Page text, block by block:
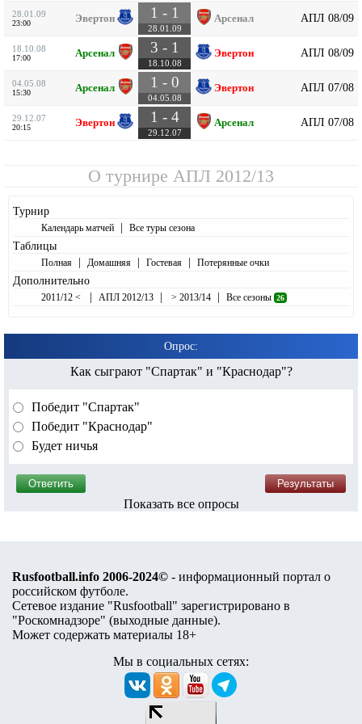
28.01.09
23:00 Эвертон 1 - 1
28.01.09
Арсенал АПЛ 08/09
18.10.08
17:00 Арсенал 3 - 1
18.10.08
Эвертон АПЛ 08/09
04.05.08
15:30 Арсенал 1 - 0
04.05.08
Эвертон АПЛ 07/08
29.12.07
20:15 Эвертон 1 - 4
29.12.07
Арсенал АПЛ 07/08
О турнире АПЛ 2012/13
Турнир
Календарь матчей | Все туры сезона
Таблицы
Полная | Домашняя | Гостевая | Потерянные очки
Дополнительно
2011/12 < | АПЛ 2012/13 | > 2013/14 | Все сезоны 26
Опрос:
Как сыграют "Спартак" и "Краснодар"?
Победит "Спартак"
Победит "Краснодар"
Будет ничья
Показать все опросы
Rusfootball.info 2006-2024© - информационный портал о
российском футболе.
Сетевое издание "Rusfootball" зарегистрировано в
"Роскомнадзоре" (выходные данные).
Может содержать материалы 18+
Мы в социальных сетях: